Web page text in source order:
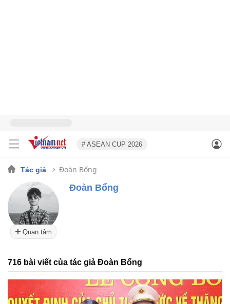
# ASEAN CUP 2026
Tác giả Đoàn Bổng
Quan tâm
Đoàn Bổng
716 bài viết của tác giả Đoàn Bổng